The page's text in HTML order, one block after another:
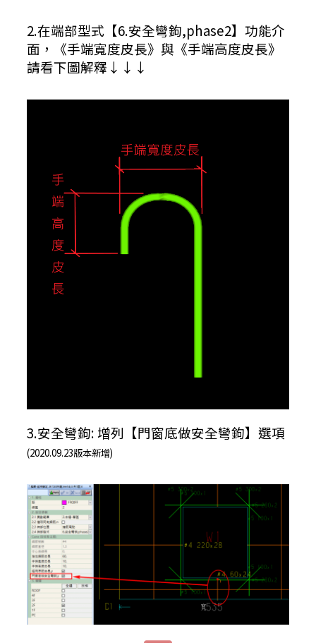
2.在端部型式【6.安全彎鉤,phase2】功能介
面，《手端寬度皮長》與《手端高度皮長》
請看下圖解釋↓↓↓
3.安全彎鉤: 增列【門窗底做安全彎鉤】選項
(2020.09.23版本新增)